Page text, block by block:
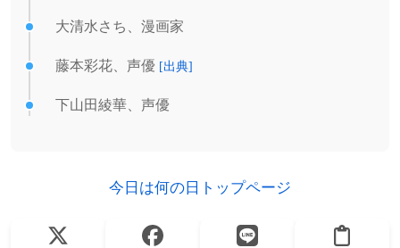
大清水さち、漫画家
藤本彩花、声優 [出典]
下山田綾華、声優
今日は何の日トップページ